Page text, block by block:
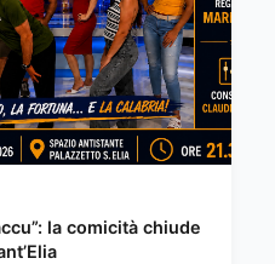
la comicità chiude